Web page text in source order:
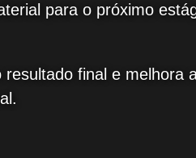
para o próximo
final e melhora